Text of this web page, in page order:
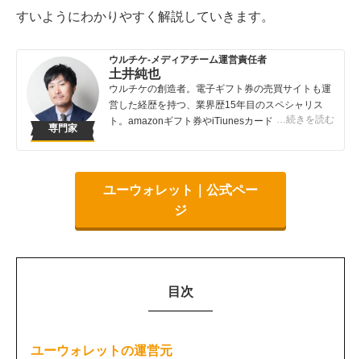
すいようにわかりやすく解説していきます。
専門家
ウルチケ-メディアチーム運営責任者
土井純也
…続きを読む
ウルチケの創造者。電子ギフト券の売買サイトも運
営した経歴を持つ、業界歴15年目のスペシャリス
ト。amazonギフト券やiTiunesカードの売買は知っ
まうこんなバカバカしいことは避けてほしい！
ユーウォレット｜公式ペー
ジ
目次
ユーウォレットの運営元